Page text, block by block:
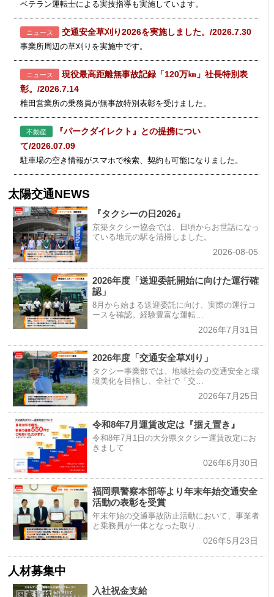
ベテラン運転士による実技指導も実施しています。
ニュース 交通安全草刈り2026を実施しました。/2026.7.30
事業所周辺の草刈りを実施中です。
ニュース
現役最高距離無事故記録「120万㎞」社長特別表
彰。/2026.7.14
椎田営業所の乗務員が無事故特別表彰を受けました。
不動産
『パークダイレクト』との提携につい
て/2026.07.09
駐車場の空き情報がスマホで検索、契約も可能になりました。
太陽交通NEWS
『タクシーの日2026』
京築タクシー協会では、日頃からお世話になっ
ている地元の駅を清掃しました。
2026-08-05
2026年度「送迎委託開始に向けた運行確
認」
8月から始まる送迎委託に向け、実際の運行コ
ースを確認。経験豊富な運転…
2026年7月31日
2026年度「交通安全草刈り」
タクシー事業部では、地域社会の交通安全と環
境美化を目指し、全社で「交…
2026年7月25日
令和8年7月運賃改定は『据え置き』
令和8年7月1日の大分県タクシー運賃改定にお
きまして
026年6月30日
福岡県警察本部等より年末年始交通安全
活動の表彰を受賞
年末年始の交通事故防止活動において、事業者
と乗務員が一体となった取り…
026年5月23日
人材募集中
入社祝金支給